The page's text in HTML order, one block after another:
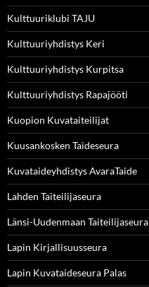
Kulttuuriklubi TAJU
Kulttuuriyhdistys Keri
Kulttuuriyhdistys Kurpitsa
Kulttuuriyhdistys Rapajööti
Kuopion Kuvataiteilijat
Kuusankosken Taideseura
Kuvataideyhdistys AvaraTaide
Lahden Taiteilijaseura
Länsi-Uudenmaan Taiteilijaseura
Lapin Kirjallisuusseura
Lapin Kuvataideseura Palas